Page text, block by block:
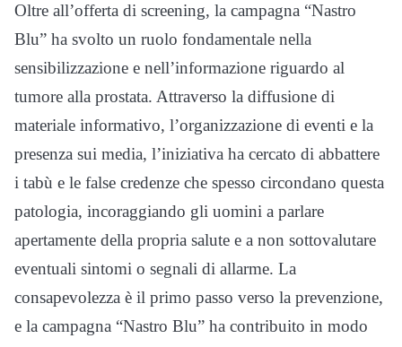
Oltre all’offerta di screening, la campagna “Nastro
Blu” ha svolto un ruolo fondamentale nella
sensibilizzazione e nell’informazione riguardo al
tumore alla prostata. Attraverso la diffusione di
materiale informativo, l’organizzazione di eventi e la
presenza sui media, l’iniziativa ha cercato di abbattere
i tabù e le false credenze che spesso circondano questa
patologia, incoraggiando gli uomini a parlare
apertamente della propria salute e a non sottovalutare
eventuali sintomi o segnali di allarme. La
consapevolezza è il primo passo verso la prevenzione,
e la campagna “Nastro Blu” ha contribuito in modo